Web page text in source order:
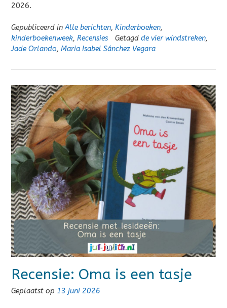
2026.
Gepubliceerd inAlle berichten, Kinderboeken,
kinderboekenweek, Recensies Getagd de vier windstreken,
Jade Orlando, Maria Isabel Sánchez Vegara
Recensie: Oma is een tasje
Geplaatst op 13 juni 2026